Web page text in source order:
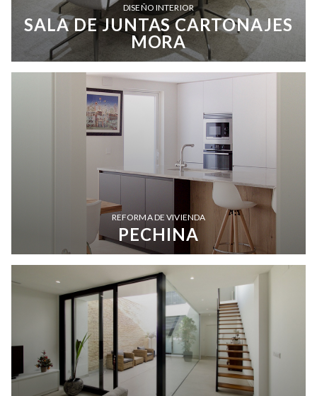
DISEÑO INTERIOR
SALA DE JUNTAS CARTONAJES
MORA
REFORMA DE VIVIENDA
PECHINA